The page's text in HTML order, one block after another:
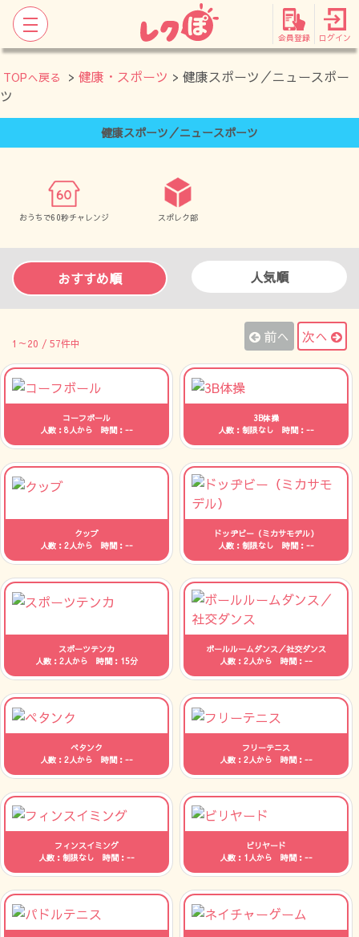
会員登録 ログイン
TOPへ戻る > 健康・スポーツ > 健康スポーツ／ニュースポー
ツ
健康スポーツ／ニュースポーツ
おうちで60秒チャレンジ スポレク部
おすすめ順 人気順
1～20 / 57件中 前へ 次へ
コーフボール
人数：8人から 時間：--
3B体操
人数：制限なし 時間：--
クッブ
人数：2人から 時間：--
ドッヂビー（ミカサモデル）
人数：制限なし 時間：--
スポーツテンカ
人数：2人から 時間：15分
ボールルームダンス／社交ダンス
人数：2人から 時間：--
ペタンク
人数：2人から 時間：--
フリーテニス
人数：2人から 時間：--
フィンスイミング
人数：制限なし 時間：--
ビリヤード
人数：1人から 時間：--